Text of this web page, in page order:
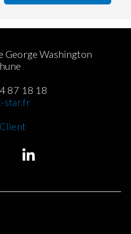
George Washington
87 18 18
star.fr